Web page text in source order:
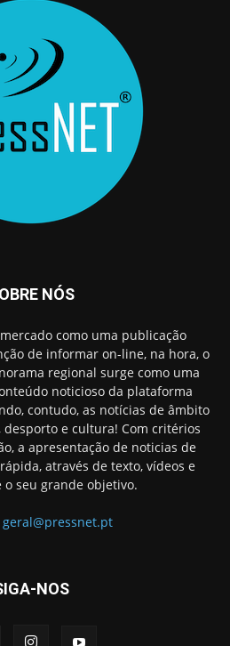
NÓS
como uma publicação
de informar on-line, na hora, o
regional surge como uma
noticioso da plataforma
contudo, as notícias de âmbito
e cultura! Com critérios
a apresentação de noticias de
através de texto, vídeos e
o seu grande objetivo.
geral@pressnet.pt
NOS